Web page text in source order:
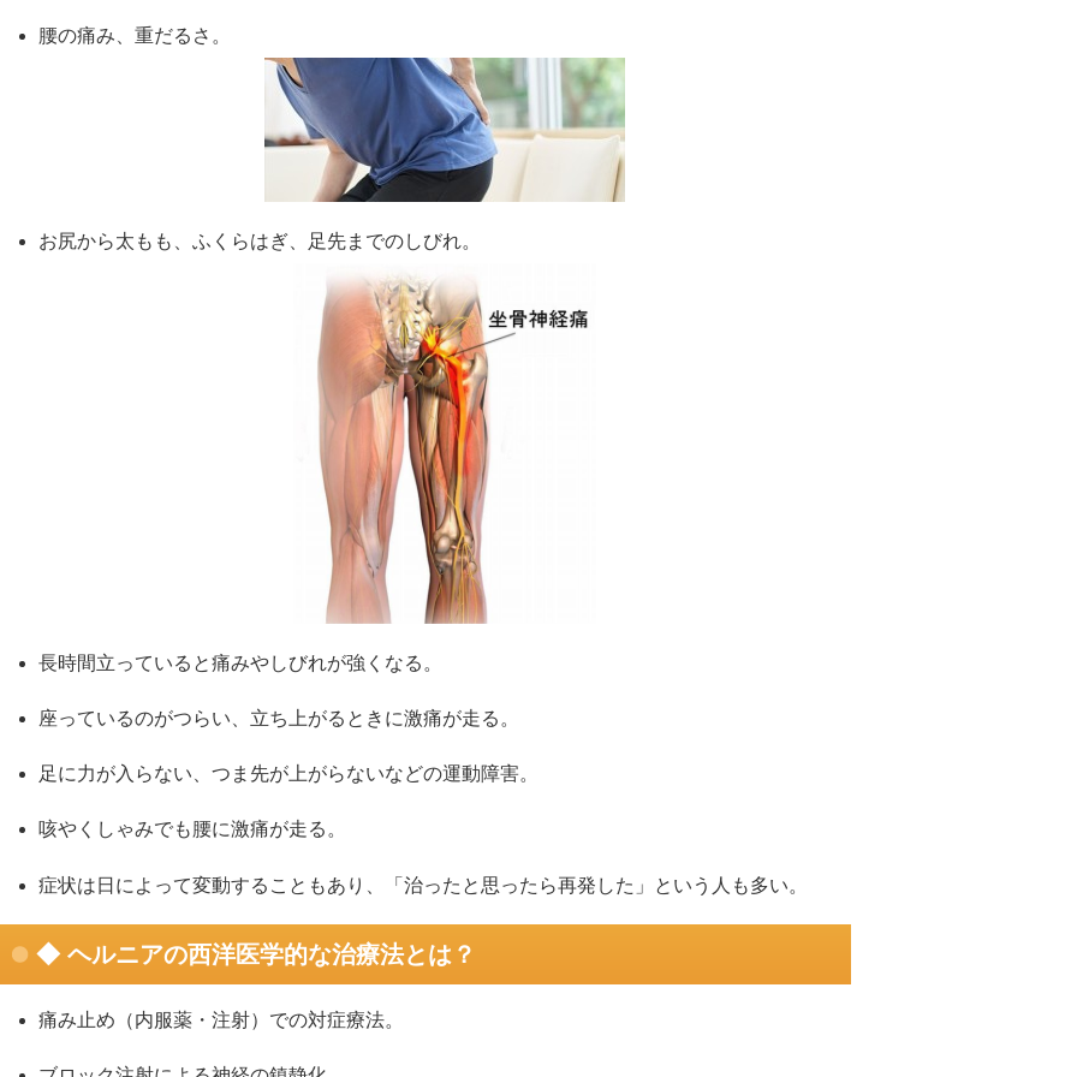
腰の痛み、重だるさ。
お尻から太もも、ふくらはぎ、足先までのしびれ。
長時間立っていると痛みやしびれが強くなる。
座っているのがつらい、立ち上がるときに激痛が走る。
足に力が入らない、つま先が上がらないなどの運動障害。
咳やくしゃみでも腰に激痛が走る。
症状は日によって変動することもあり、「治ったと思ったら再発した」という人も多い。
◆ ヘルニアの西洋医学的な治療法とは？
痛み止め（内服薬・注射）での対症療法。